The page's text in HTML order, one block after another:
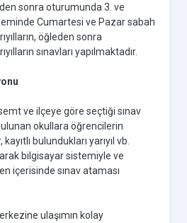
sonra oturumunda 3. ve
Cumartesi ve Pazar sabah
öğleden sonra
sınavları yapılmaktadır.
ve ilçeye göre seçtiği sınav
okullara öğrencilerin
bulundukları yarıyıl vb.
bilgisayar sistemiyle ve
içerisinde sınav ataması
ulaşımın kolay